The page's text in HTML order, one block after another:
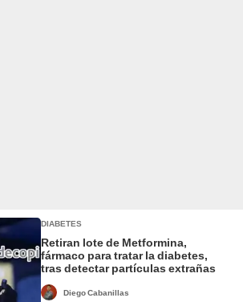
DIABETES
Retiran lote de Metformina,
fármaco para tratar la diabetes,
tras detectar partículas extrañas
Diego Cabanillas